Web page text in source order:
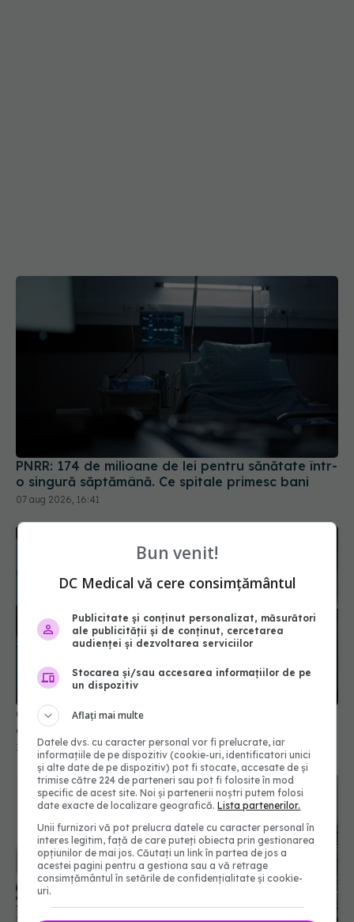
PNRR: 174 de milioane de lei pentru sănătate într-
o singură săptămână. Ce spitale primesc bani
din țară
31 iul 2026, 10:31
Mii de angajați din Sănătate ar putea primi salarii
Bun venit!
DC Medical vă cere consimțământul
Publicitate și conținut personalizat, măsurători
ale publicității și de conținut, cercetarea
audienței și dezvoltarea serviciilor
Stocarea și/sau accesarea informațiilor de pe
un dispozitiv
Aflați mai multe
Datele dvs. cu caracter personal vor fi prelucrate, iar
informațiile de pe dispozitiv (cookie-uri, identificatori unici
și alte date de pe dispozitiv) pot fi stocate, accesate de și
trimise către 224 de parteneri sau pot fi folosite în mod
specific de acest site. Noi și partenerii noștri putem folosi
date exacte de localizare geografică.Lista partenerilor.
Unii furnizori vă pot prelucra datele cu caracter personal în
interes legitim, față de care puteți obiecta prin gestionarea
opțiunilor de mai jos. Căutați un link în partea de jos a
acestei pagini pentru a gestiona sau a vă retrage
consimțământul în setările de confidențialitate și cookie-
uri.